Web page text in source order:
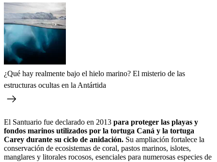
¿Qué hay realmente bajo el hielo marino? El misterio de las
estructuras ocultas en la Antártida
El Santuario fue declarado en 2013 para proteger las playas y
fondos marinos utilizados por la tortuga Caná y la tortuga
Carey durante su ciclo de anidación. Su ampliación fortalece la
conservación de ecosistemas de coral, pastos marinos, islotes,
manglares y litorales rocosos, esenciales para numerosas especies de